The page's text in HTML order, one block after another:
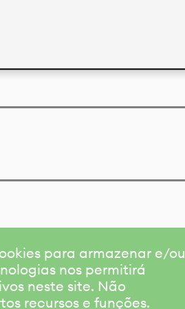
para armazenar e/ou
nos permitirá
neste site. Não
recursos e funções.